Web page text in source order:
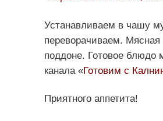
Устанавливаем в чашу
переворачиваем. Мясная
поддоне. Готовое блюдо
канала «Готовим с
Приятного аппетита!